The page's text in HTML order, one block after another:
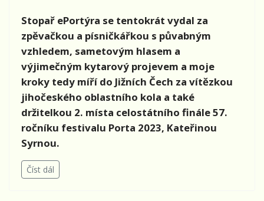
Stopař ePortýra se tentokrát vydal za
zpěvačkou a písničkářkou s půvabným
vzhledem, sametovým hlasem a
výjimečným kytarový projevem a moje
kroky tedy mířído Jižních Čech za vítězkou
jihočeského oblastního kola a také
držitelkou 2. místa celostátního finále 57.
ročníku festivalu Porta 2023, Kateřinou
Syrnou.
Číst dál